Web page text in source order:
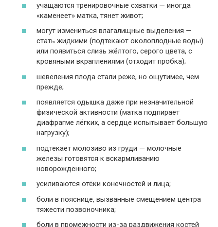
учащаются тренировочные схватки — иногда
«каменеет» матка, тянет живот;
могут измениться влагалищные выделения —
стать жидкими (подтекают околоплодные воды)
или появиться слизь жёлтого, серого цвета, с
кровяными вкраплениями (отходит пробка);
шевеления плода стали реже, но ощутимее, чем
прежде;
появляется одышка даже при незначительной
физической активности (матка подпирает
диафрагме лёгких, а сердце испытывает большую
нагрузку);
подтекает молозиво из груди — молочные
железы готовятся к вскармливанию
новорождённого;
усиливаются отёки конечностей и лица;
боли в пояснице, вызванные смещением центра
тяжести позвоночника;
боли в промежности из-за раздвижения костей